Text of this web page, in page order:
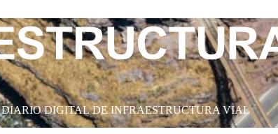
DIARIO DIGITAL DE INFRAESTRUCTURA VIAL